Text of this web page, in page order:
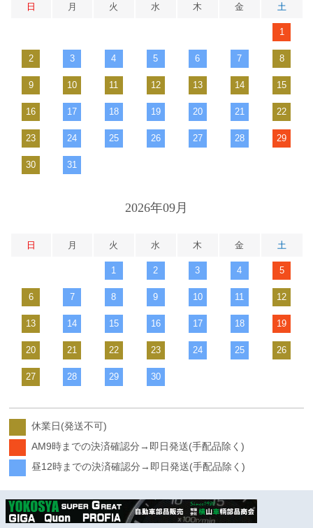
日 月 火 水 木 金 土
1
2 3 4 5 6 7 8
9 10 11 12 13 14 15
16 17 18 19 20 21 22
23 24 25 26 27 28 29
30 31
2026年09月
日 月 火 水 木 金 土
1 2 3 4 5
6 7 8 9 10 11 12
13 14 15 16 17 18 19
20 21 22 23 24 25 26
27 28 29 30
休業日(発送不可)
AM9時までの決済確認分→即日発送(手配品除く)
昼12時までの決済確認分→即日発送(手配品除く)